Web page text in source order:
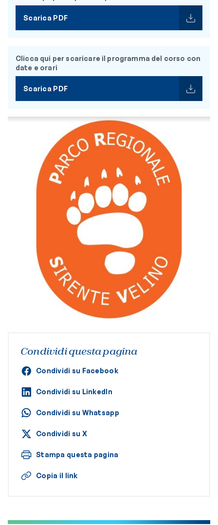
Scarica PDF
Clicca qui per scaricare il programma del corso con
date e orari
Scarica PDF
Condividi questa pagina
Condividi su Facebook
Condividi su LinkedIn
Condividi su Whatsapp
Condividi su X
Stampa questa pagina
Copia il link